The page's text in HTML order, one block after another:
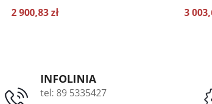
2 900,83 zł 3
INFOLINIA
tel: 89 5335427